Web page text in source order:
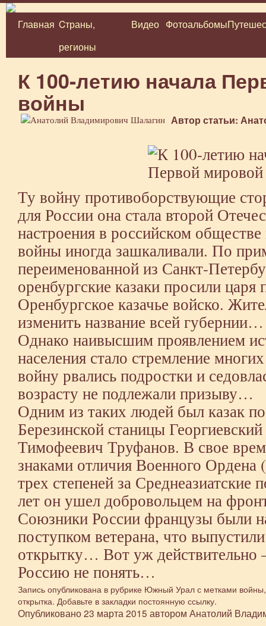
Перейти
Главная Cтраны,
регионы
Видео Фотоальбомы
К 100-летию начала
войны
Автор статьи:
Ту войну противоборствующие
для России она стала второй
настроения в российском
войны иногда зашкаливали. По
переименованной из Санкт-
оренбургские казаки просили царя
Оренбургское казачье войско.
изменить название всей губернии…
Однако наивысшим проявлением
населения стало стремление
войну рвались подростки и
возрасту не подлежали призыву…
Одним из таких людей был казак
Березинской станицы
Тимофеевич Труфанов. В свое
знаками отличия Военного Ордена
трех степеней за Среднеазиатские
лет он ушел добровольцем на
Союзники России французы были
поступком ветерана, что
открытку… Вот уж
Россию не понять…
Запись опубликована в рубрике Южный Уралс метками войны
открытка. Добавьте в закладки постоянную ссылку.
Опубликовано23 марта 2015 автором Анатолий